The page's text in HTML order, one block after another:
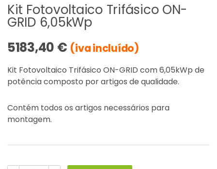
Kit Fotovoltaico Trifásico ON-
GRID 6,05kWp
5183,40 € (iva incluído)
Kit Fotovoltaico Trifásico ON-GRID com 6,05kWp de
potência composto por artigos de qualidade.
Contém todos os artigos necessários para
montagem.